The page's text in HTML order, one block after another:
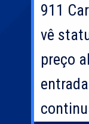
911
vê
preço
911
vê
preço